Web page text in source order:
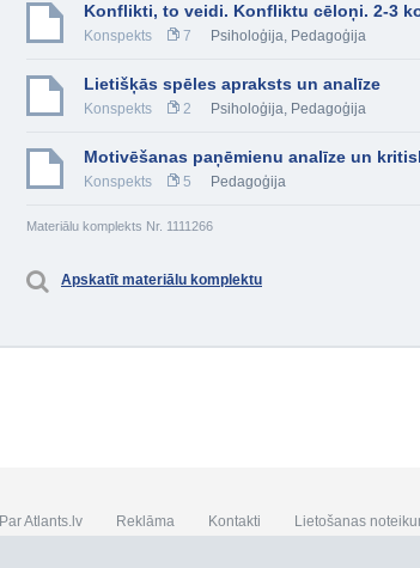
Konflikti, to veidi. Konfliktu cēloņi. 2-3
Konspekts 7 Psiholoģija, Pedagoģija
Lietišķās spēles apraksts un analīze
Konspekts 2 Psiholoģija, Pedagoģija
Motivēšanas paņēmienu analīze un
Konspekts 5 Pedagoģija
Materiālu komplekts Nr. 1111266
Apskatīt materiālu komplektu
Par Atlants.lv Reklāma Kontakti Lietošanas